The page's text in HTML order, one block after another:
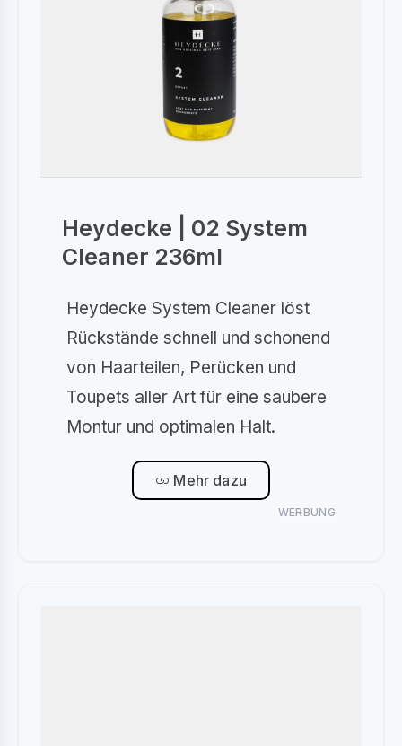
Heydecke | 02 System
Cleaner 236ml
Heydecke System Cleaner löst
Rückstände schnell und schonend
von Haarteilen, Perücken und
Toupets aller Art für eine saubere
Montur und optimalen Halt.
Mehr dazu
WERBUNG